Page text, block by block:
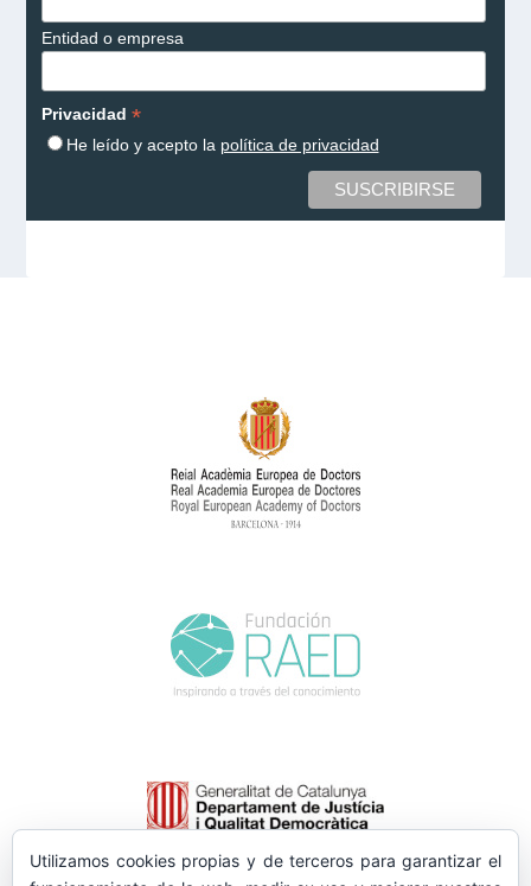
Entidad o empresa
Privacidad *
He leído y acepto la política de privacidad
Utilizamos cookies propias y de terceros para garantizar el